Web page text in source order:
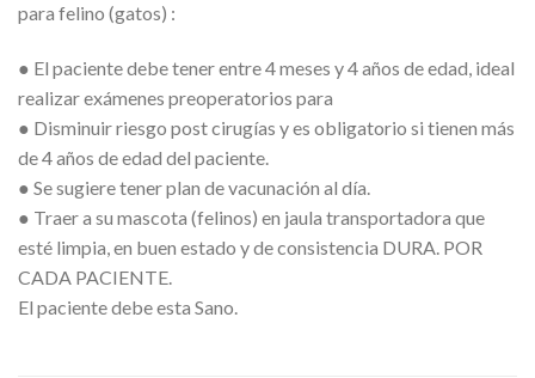
para felino (gatos) :
● El paciente debe tener entre 4 meses y 4 años de edad, ideal
realizar exámenes preoperatorios para
● Disminuir riesgo post cirugías y es obligatorio si tienen más
de 4 años de edad del paciente.
● Se sugiere tener plan de vacunación al día.
● Traer a su mascota (felinos) en jaula transportadora que
esté limpia, en buen estado y de consistencia DURA. POR
CADA PACIENTE.
El paciente debe esta Sano.